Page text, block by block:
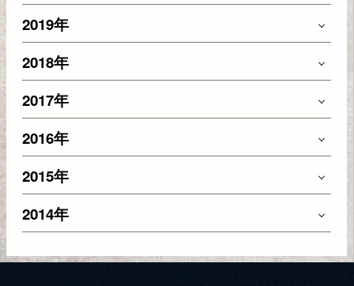
2019年
2018年
2017年
2016年
2015年
2014年